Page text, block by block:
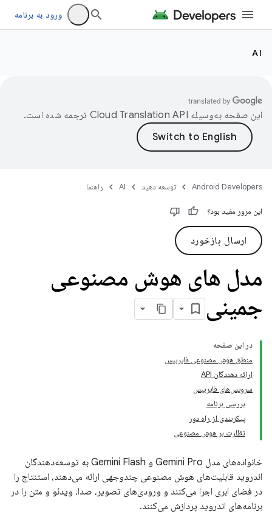
ورود به برنامه
AI
این صفحه به‌وسیله ترجمه شده است.
Android Developers توسعه دهید AI راهنما
این مرور مفید بود؟
ارسال بازخورد
مدل های هوش مصنوعی
جمینی
در این صفحه
منطق هوش مصنوعی فایربیس
ارائه دهندگان API
سرویس‌های فایربیس
بررسی برنامه
پیکربندی از راه دور
نظارت بر هوش مصنوعی
خانواده‌های مدل Gemini Pro و Gemini Flash به توسعه‌دهندگان
اندروید قابلیت‌های هوش مصنوعی چندوجهی ارائه می‌دهند، استنتاج را
در فضای ابری اجرا می‌کنند و ورودی‌های تصویر، صدا، ویدئو و متن را در
برنامه‌های اندروید پردازش می‌کنند.